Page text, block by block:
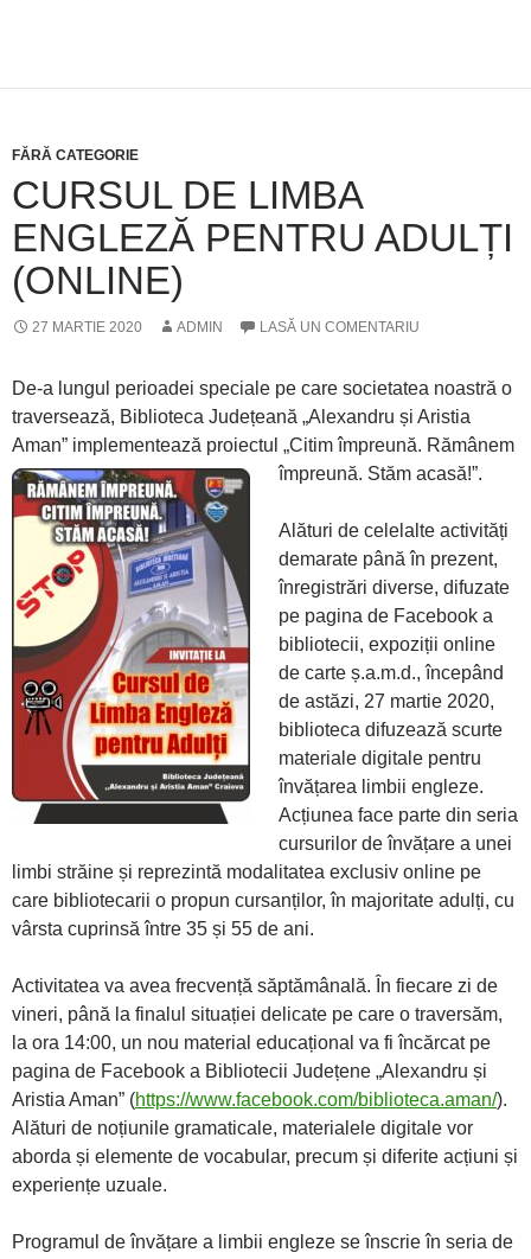
FĂRĂ CATEGORIE
CURSUL DE LIMBA
ENGLEZĂ PENTRU ADULȚI
(ONLINE)
27 MARTIE 2020 ADMIN LASĂ UN COMENTARIU
De-a lungul perioadei speciale pe care societatea noastră o
traversează, Biblioteca Județeană „Alexandru și Aristia
Aman” implementează proiectul „Citim împreună. Rămânem
împreună. Stăm acasă!”.
Alături de celelalte activități
demarate până în prezent,
înregistrări diverse, difuzate
pe pagina de Facebook a
bibliotecii, expoziții online
de carte ș.a.m.d., începând
de astăzi, 27 martie 2020,
biblioteca difuzează scurte
materiale digitale pentru
învățarea limbii engleze.
Acțiunea face parte din seria
cursurilor de învățare a unei
limbi străine și reprezintă modalitatea exclusiv online pe
care bibliotecarii o propun cursanților, în majoritate adulți, cu
vârsta cuprinsă între 35 și 55 de ani.
Activitatea va avea frecvență săptămânală. În fiecare zi de
vineri, până la finalul situației delicate pe care o traversăm,
la ora 14:00, un nou material educațional va fi încărcat pe
pagina de Facebook a Bibliotecii Județene „Alexandru și
Aristia Aman” (https://www.facebook.com/biblioteca.aman/).
Alături de noțiunile gramaticale, materialele digitale vor
aborda și elemente de vocabular, precum și diferite acțiuni și
experiențe uzuale.
Programul de învățare a limbii engleze se înscrie în seria de